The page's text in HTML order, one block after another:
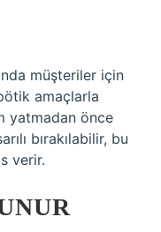
müşteriler için
amaçlarla
yatmadan önce
bırakılabilir, bu
verir.